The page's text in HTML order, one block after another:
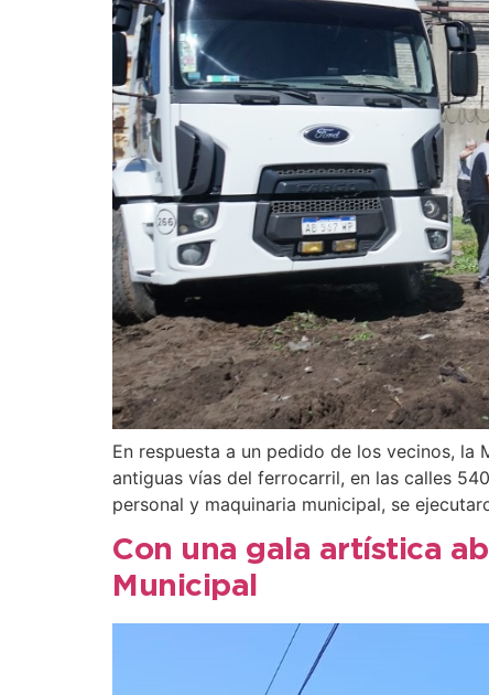
En respuesta a un pedido de los vecinos,
antiguas vías del ferrocarril, en las calles
personal y maquinaria municipal, se
Con una gala artística
Municipal